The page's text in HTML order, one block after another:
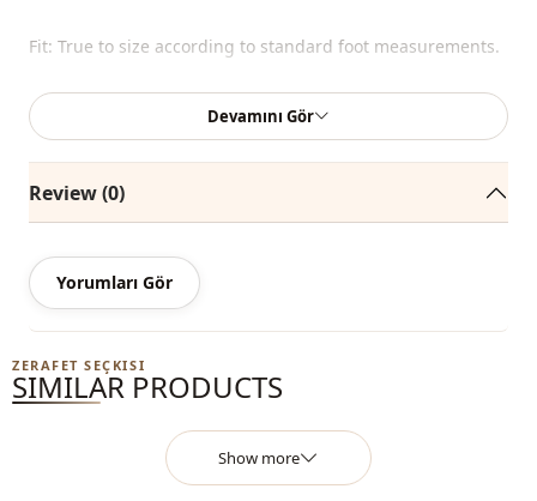
Fit: True to size according to standard foot measurements.
Devamını Gör
Review (0)
Yorumları Gör
ZERAFET SEÇKISI
SIMILAR PRODUCTS
Show more